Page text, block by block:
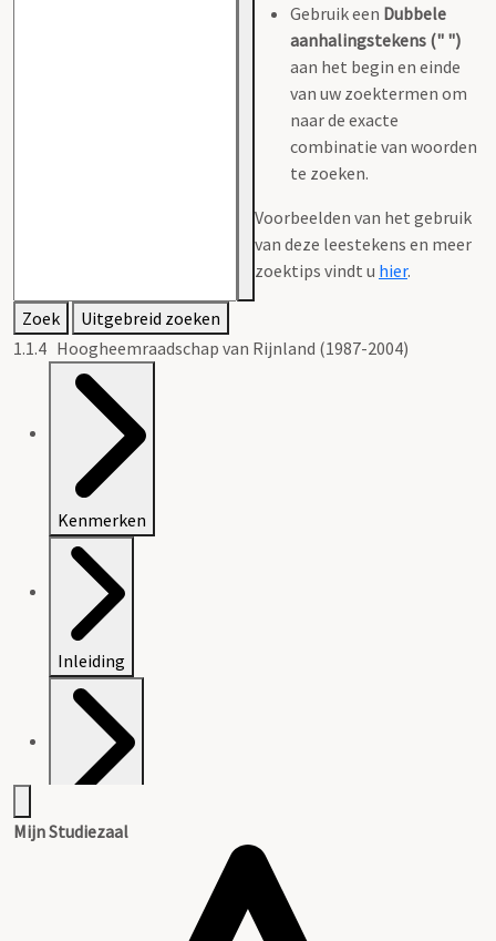
Gebruik een Dubbele
aanhalingstekens (" ")
aan het begin en einde
van uw zoektermen om
naar de exacte
combinatie van woorden
te zoeken.
Voorbeelden van het gebruik
van deze leestekens en meer
zoektips vindt u hier.
Zoek
Uitgebreid zoeken
1.1.4 Hoogheemraadschap van Rijnland (1987-2004)
Kenmerken
Inleiding
Mijn Studiezaal